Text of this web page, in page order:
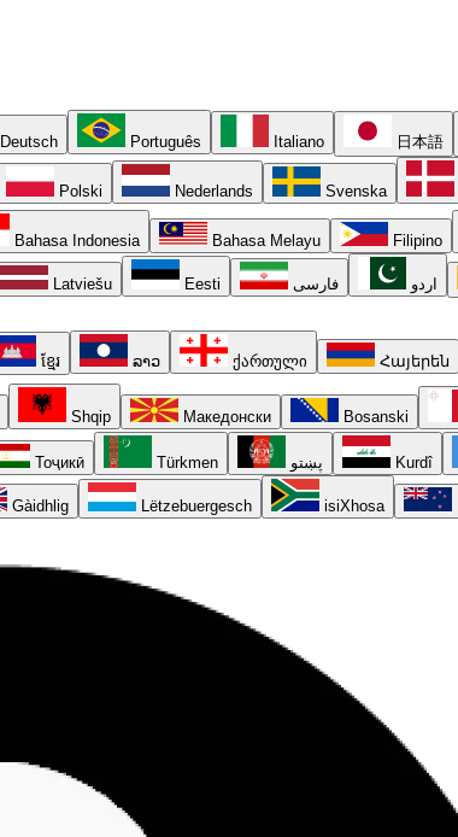
Deutsch Português Italiano 日本語
Polski Nederlands Svenska
Bahasa Indonesia Bahasa Melayu Filipino
Latviešu Eesti فارسی اردو
ខ្មែរ ລາວ ქართული Հայերեն
Shqip Македонски Bosanski
Тоҷикӣ Türkmen پښتو Kurdî
Gàidhlig Lëtzebuergesch isiXhosa